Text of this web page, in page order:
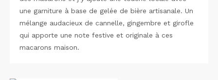
une garniture à base de gelée de bière artisanale. Un
mélange audacieux de cannelle, gingembre et girofle
qui apporte une note festive et originale à ces
macarons maison.